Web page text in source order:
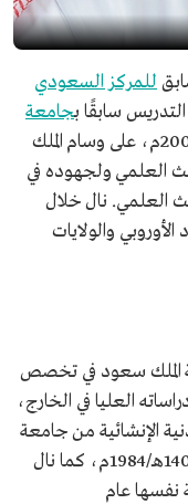
سعود في تخصص الهندسة
الإنشائية من جامعة
الملك سعود.
النقل المتكامل.
الدرجة الأولى لتميزه في
الاتحاد الأوروبي وفي
آخرين.
للمركز السعودي
سابقًا بجامعة
. حصل عام 2004م، على وسام الملك
العلمي ولجهوده في
العلمي. نال خلال
الأوروبي والولايات
الملك سعود في تخصص
1402هـ/1982م، وتابع دراساته العليا في الخارج،
الإنشائية من جامعة
ستانفورد بالولايات المتحدة الأمريكية عام 1404هـ/1984م، كما نال
نفسها عام